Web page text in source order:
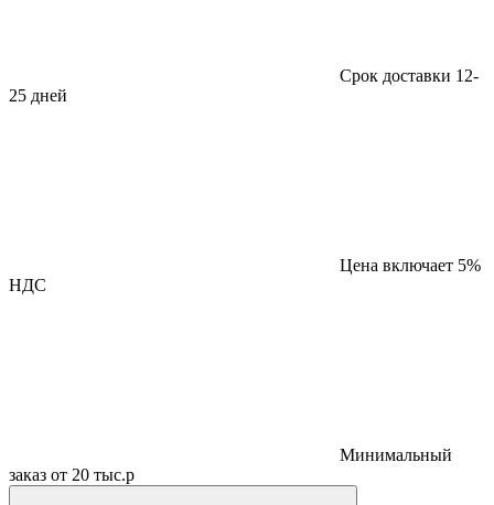
Срок доставки 12-
25 дней
Цена включает 5%
НДС
Минимальный
заказ от 20 тыс.р